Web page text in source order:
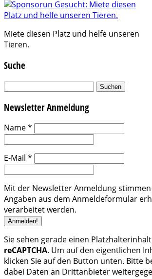
Miete diesen Platz und helfe unseren
Tieren.
Suche
Suchen
Newsletter Anmeldung
Name*
E-Mail *
Mit der Newsletter Anmeldung stimmen
Angaben aus dem Anmeldeformular
verarbeitet werden.
Sie sehen gerade einen
reCAPTCHA. Um auf den eigentlichen
klicken Sie auf den Button unten. Bitte
dabei Daten an Drittanbieter